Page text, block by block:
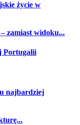
życie w
zamiast widoku...
Portugalii
najbardziej